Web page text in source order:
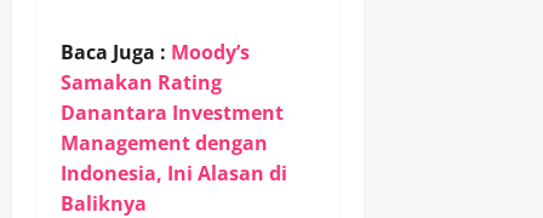
Baca Juga : Moody’s
Samakan Rating
Danantara Investment
Management dengan
Indonesia, Ini Alasan di
Baliknya